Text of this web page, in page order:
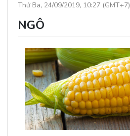
Thứ Ba, 24/09/2019, 10:27 (GMT+7)
NGÔ